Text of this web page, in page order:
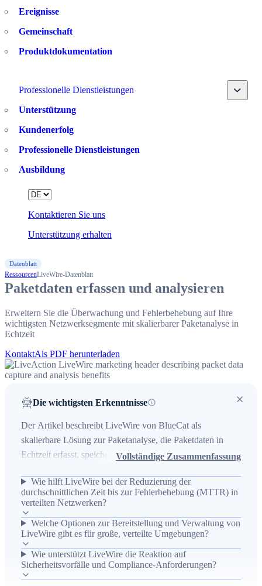
Ereignisse
Gemeinschaft
Produktdokumentation
Professionelle Dienstleistungen Toggle
Unterstützung
Kundenerfolg
Professionelle Dienstleistungen
Ausbildung
Kontaktieren Sie uns
Unterstützung erhalten
Language
Datenblatt
RessourcenLiveWire-Datenblatt
Paketdaten erfassen und analysieren
Erweitern Sie die Überwachung und Fehlerbehebung auf Ihre
wichtigsten Netzwerksegmente mit skalierbarer Paketanalyse in
Echtzeit
KontaktAls PDF herunterladen
Die wichtigsten Erkenntnisse
Der Artikel beschreibt LiveWire von BlueCat als
skalierbare Lösung zur Paketanalyse, die Paketdaten in
Echtzeit erfasst, speichert und in aussagekräftige Flussdaten
forensische Untersuchungen zu unterstützen. Er adressiert
die Herausforderung fehlender Transparenz in verteilten
Netzwerken (Rechenzentrum, WAN-Rand, Cloud,
Remote-Standorte) und zeigt, wie LiveWire die MTTR
reduziert, durch zentrale Verwaltung via LiveWire Grid
skaliert und Sicherheitsvorfälle durch verlustfreie
Paketaufzeichnung aufklärt. Wichtige Ergebnisse sind
Vollständige Zusammenfassung
Wie hilft LiveWire bei der Reduzierung der
durchschnittlichen Zeit bis zur Fehlerbehebung (MTTR) in
verteilten Netzwerken?
Welche Optionen zur Bereitstellung und Verwaltung von
LiveWire gibt es für große, verteilte Umgebungen?
Wie unterstützt LiveWire die Reaktion auf
Sicherheitsvorfälle und Compliance-Anforderungen?